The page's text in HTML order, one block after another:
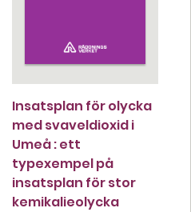
Insatsplan för olycka
med svaveldioxid i
Umeå : ett
typexempel på
insatsplan för stor
kemikalieolycka